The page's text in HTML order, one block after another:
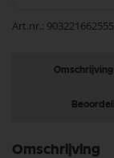
Art.nr.
Omschrijving
Omschrijving